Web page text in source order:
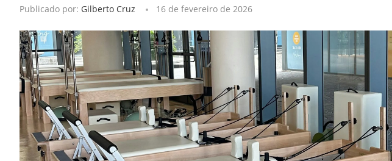
Publicado por: Gilberto Cruz 16 de fevereiro de 2026